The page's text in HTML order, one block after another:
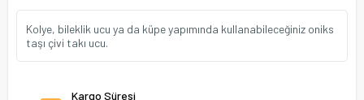
Kolye, bileklik ucu ya da küpe yapımında kullanabileceğiniz oniks
taşı çivi takı ucu.
Kargo Süresi